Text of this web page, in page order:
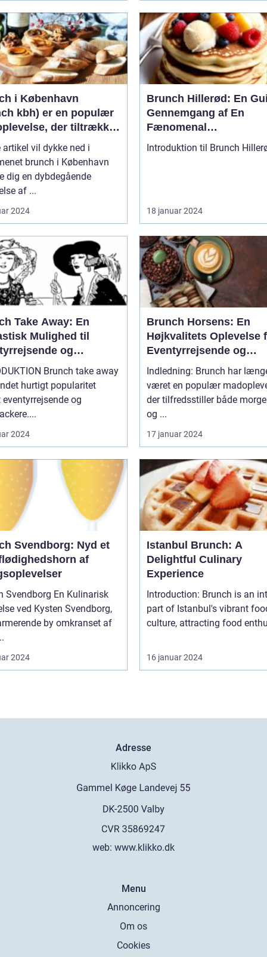
i København
kbh) er en populær
der tiltrækker
og besøgende
og fjern
artikel vil dykke ned i
brunch i København
dig en dybdegående
af ...
2024
Brunch Hillerød: En
Gennemgang af En
Fænomenal
Morgenmadoplevelse
18 januar 2024
Take Away: En
Mulighed til
og
Brunch take away
hurtigt popularitet
og
2024
Brunch Horsens: En
Højkvalitets Oplevelse
Eventyrrejsende og
Backpackere
Indledning: Brunch har
været en populær
der tilfredsstiller både
og ...
17 januar 2024
Svendborg: Nyd et
af
En Kulinarisk
Kysten Svendborg,
by omkranset af
2024
Istanbul Brunch: A
Delightful Culinary
Experience
Introduction: Brunch is an
part of Istanbul's vibrant
culture, attracting food
16 januar 2024
Adresse
web: www.klikko.dk
Menu
Annoncering
Om os
Cookies